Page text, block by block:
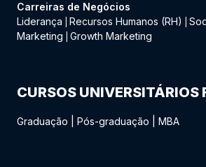
Carreiras de Negócios
Liderança
Recursos Humanos (RH)
Marketing
Growth Marketing
CURSOS UNIVERSITÁRIOS
Graduação Pós-graduação MBA